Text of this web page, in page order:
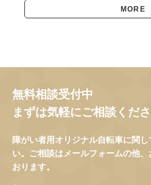
MORE
無料相談受付中
まずは気軽にご相談くだ
障がい者用オリジナル自転車に関
い。ご相談はメールフォームの他
おります。